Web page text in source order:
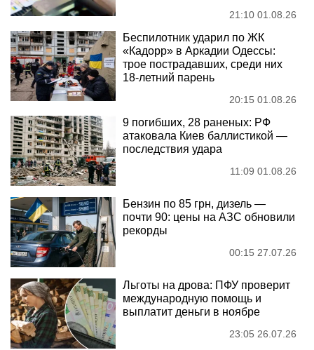
21:10 01.08.26
Беспилотник ударил по ЖК
«Кадорр» в Аркадии Одессы:
трое пострадавших, среди них
18-летний парень
20:15 01.08.26
9 погибших, 28 раненых: РФ
атаковала Киев баллистикой —
последствия удара
11:09 01.08.26
Бензин по 85 грн, дизель —
почти 90: цены на АЗС обновили
рекорды
00:15 27.07.26
Льготы на дрова: ПФУ проверит
международную помощь и
выплатит деньги в ноябре
23:05 26.07.26